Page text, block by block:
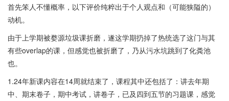
首先笨人不懂概率，以下评价纯粹出于个人观点和（可能狭隘的）
动机。
由于上学期被婺源垃圾课折磨，遂这学期扔掉了热统选了这门与其
有些overlap的课，但感觉也被折磨了，乃从污水坑跳到了化粪池
也。
1.24年新课内容在14周就结束了，课程其中还包括了：讲去年期
中、期末卷子，期中考试，讲卷子，已及四到五节的习题课，感觉